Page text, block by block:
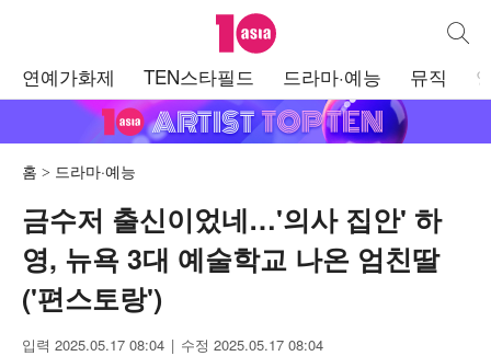
텐아시아 통합
연예가화제 TEN스타필드 드라마·예능 뮤직
홈 드라마·예능
금수저 출신이었네…'의사 집안' 하
영, 뉴욕 3대 예술학교 나온 엄친딸
('편스토랑')
입력 2025.05.17 08:04 수정 2025.05.17 08:04